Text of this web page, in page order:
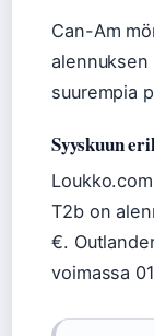
Can-Am
alennuksen
suurempia
Syyskuun
T2b on
€.
voimassa